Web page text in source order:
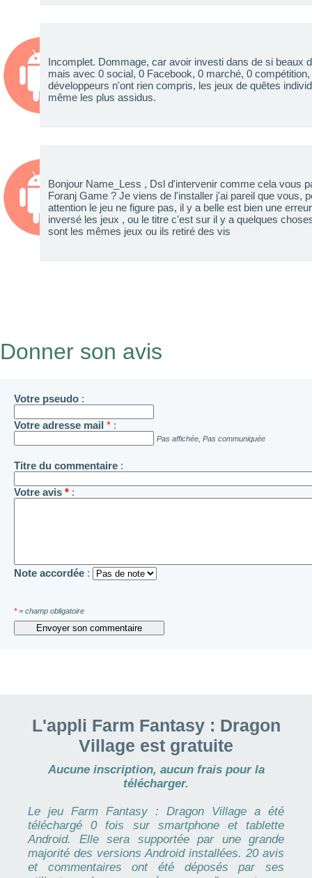
Incomplet. Dommage, car avoir investi dans de si beaux
mais avec 0 social, 0 Facebook, 0 marché, 0
développeurs n'ont rien compris, les jeux de quêtes
même les plus assidus.
Bonjour Name_Less , Dsl d'intervenir comme cela vous
Foranj Game ? Je viens de l'installer j'ai pareil que vous,
attention le jeu ne figure pas, il y a belle est bien une
inversé les jeux , ou le titre c'est sur il y a quelques
sont les mêmes jeux ou ils retiré des vis
Donner son avis
Votre pseudo :
Votre adresse mail * :
Pas affichée, Pas communiquée
Titre du commentaire :
Votre avis * :
Note accordée :
*= champ obligatoire
L'appli Farm Fantasy : Dragon
Village est gratuite
Aucune inscription, aucun frais pour la
télécharger.
Le jeu Farm Fantasy : Dragon Village a été
téléchargé 0 fois sur smartphone et tablette
Android. Elle sera supportée par une grande
majorité des versions Android installées. 20 avis
et commentaires ont été déposés par ses